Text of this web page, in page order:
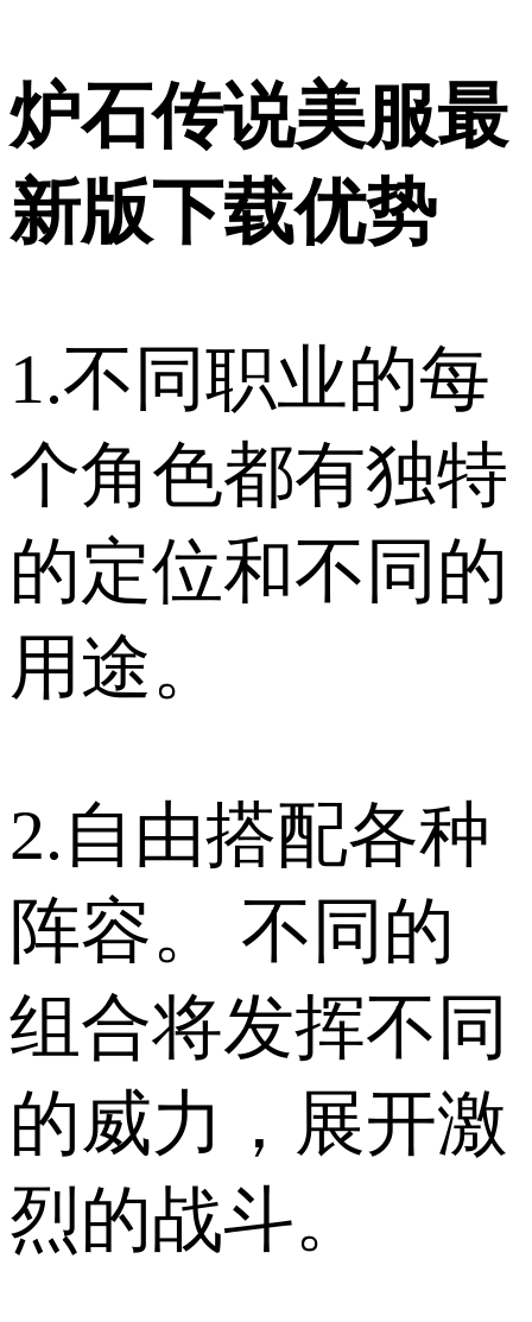
炉石传说美服最
新版下载优势
1.不同职业的每
个角色都有独特
的定位和不同的
用途。
2.自由搭配各种
阵容。 不同的
组合将发挥不同
的威力，展开激
烈的战斗。